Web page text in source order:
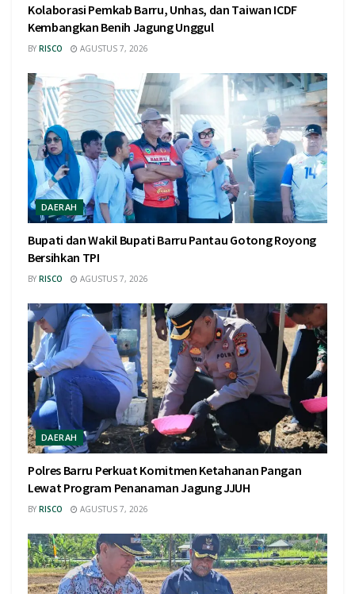
Kolaborasi Pemkab Barru, Unhas, dan Taiwan ICDF
Kembangkan Benih Jagung Unggul
BY RISCO AGUSTUS 7, 2026
DAERAH
Bupati dan Wakil Bupati Barru Pantau Gotong Royong
Bersihkan TPI
BY RISCO AGUSTUS 7, 2026
DAERAH
Polres Barru Perkuat Komitmen Ketahanan Pangan
Lewat Program Penanaman Jagung JJUH
BY RISCO AGUSTUS 7, 2026